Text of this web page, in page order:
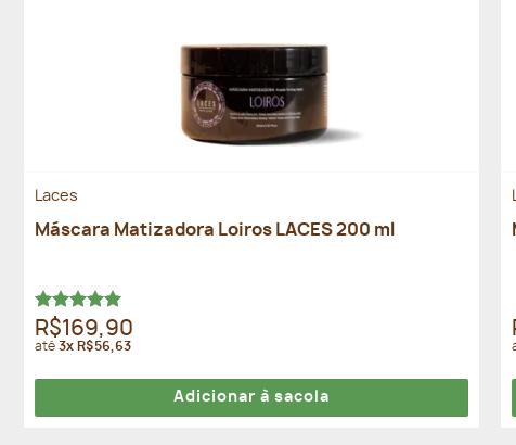
Laces
Máscara Matizadora Loiros LACES 200 ml
Avaliação
5.00de 5
R$169,90
até3x R$56,63
Adicionar à sacola